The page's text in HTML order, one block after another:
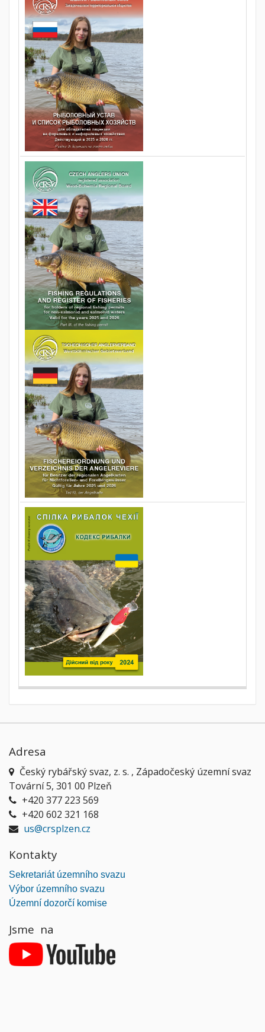
Adresa
Český rybářský svaz, z. s. , Západočeský územní svaz
Tovární 5, 301 00 Plzeň
+420 377 223 569
+420 602 321 168
us@crsplzen.cz
Kontakty
Sekretariát územního svazu
Výbor územního svazu
Územní dozorčí komise
Jsme na